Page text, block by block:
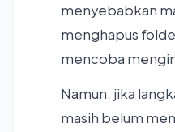
menyebabkan
menghapus
mencoba
Namun, jika
masih belum